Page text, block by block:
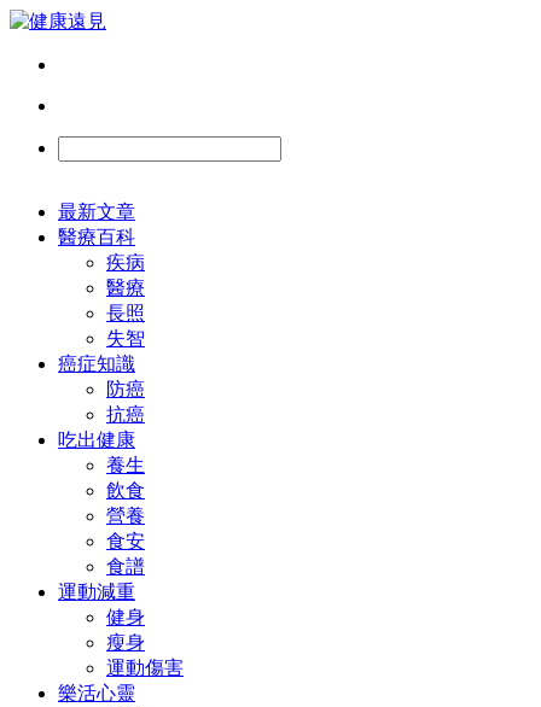
最新文章
醫療百科
疾病
醫療
長照
失智
癌症知識
防癌
抗癌
吃出健康
養生
飲食
營養
食安
食譜
運動減重
健身
瘦身
運動傷害
樂活心靈